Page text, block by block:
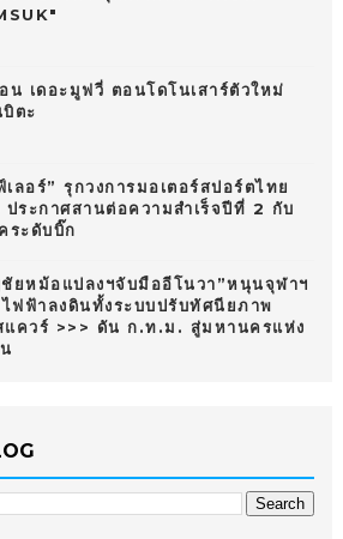
น เดอะมูฟวี่ ตอนโดโนเสาร์ตัวใหม่
ตะ
ลอร์” รุกวงการมอเตอร์สปอร์ตไทย
ประกาศสานต่อความสำเร็จปีที่ 2 กับ
ระดับบิ๊ก
ชัยหม้อแปลงฯจับมืออีโนวา”หนุนจุฬาฯ
ไฟฟ้าลงดินทั้งระบบปรับทัศนียภาพ
แควร์ >>> ดัน ก.ท.ม. สู่มหานครแห่ง